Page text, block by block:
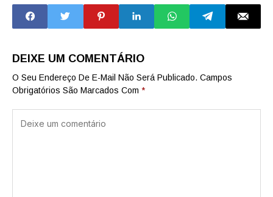
DEIXE UM COMENTÁRIO
O Seu Endereço De E-Mail Não Será Publicado. Campos
Obrigatórios São Marcados Com *